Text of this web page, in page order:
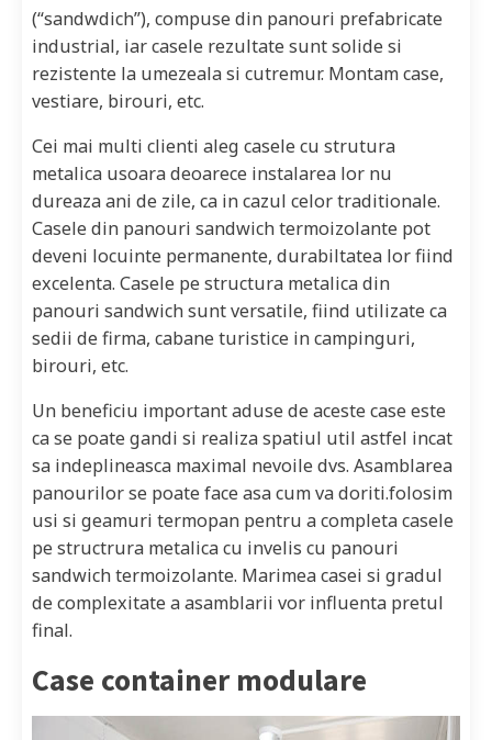
(“sandwdich”), compuse din panouri prefabricate
industrial, iar casele rezultate sunt solide si
rezistente la umezeala si cutremur. Montam case,
vestiare, birouri, etc.
Cei mai multi clienti aleg casele cu strutura
metalica usoara deoarece instalarea lor nu
dureaza ani de zile, ca in cazul celor traditionale.
Casele din panouri sandwich termoizolante pot
deveni locuinte permanente, durabiltatea lor fiind
excelenta. Casele pe structura metalica din
panouri sandwich sunt versatile, fiind utilizate ca
sedii de firma, cabane turistice in campinguri,
birouri, etc.
Un beneficiu important aduse de aceste case este
ca se poate gandi si realiza spatiul util astfel incat
sa indeplineasca maximal nevoile dvs. Asamblarea
panourilor se poate face asa cum va doriti.folosim
usi si geamuri termopan pentru a completa casele
pe structrura metalica cu invelis cu panouri
sandwich termoizolante. Marimea casei si gradul
de complexitate a asamblarii vor influenta pretul
final.
Case container modulare